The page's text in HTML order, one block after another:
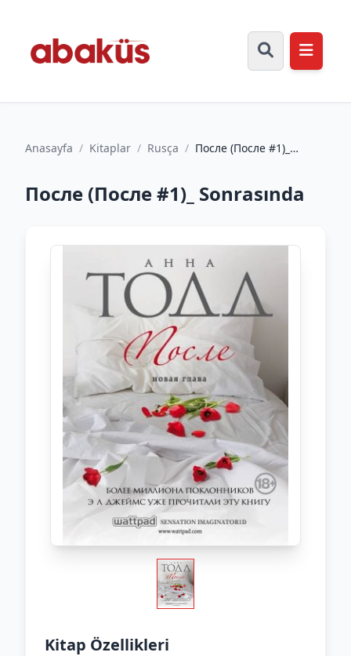
Anasayfa / Kitaplar / Rusça / После (После #1)_
После (После #1)_ Sonrasında
Kitap Özellikleri